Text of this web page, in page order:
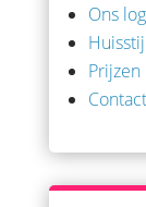
Ons
Contact